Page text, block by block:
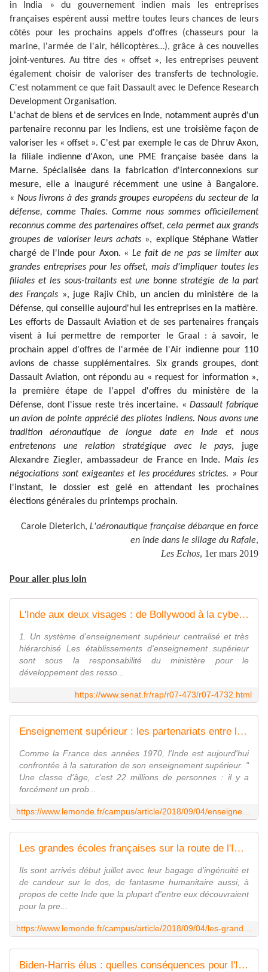
in India » du gouvernement indien mais les entreprises
françaises espèrent aussi mettre toutes leurs chances de leurs
côtés pour les prochains appels d'offres (chasseurs pour la
marine, l'armée de l'air, hélicoptères…), grâce à ces nouvelles
joint-ventures. Au titre des « offset », les entreprises peuvent
également choisir de valoriser des transferts de technologie.
C'est notamment ce que fait Dassault avec le Defence Research
Development Organisation.
L'achat de biens et de services en Inde, notamment auprès d'un
partenaire reconnu par les Indiens, est une troisième façon de
valoriser les « offset ». C'est par exemple le cas de Dhruv Axon,
la filiale indienne d'Axon, une PME française basée dans la
Marne. Spécialisée dans la fabrication d'interconnexions sur
mesure, elle a inauguré récemment une usine à Bangalore.
« Nous livrons à des grands groupes européens du secteur de la
défense, comme Thales. Comme nous sommes officiellement
reconnus comme des partenaires offset, cela permet aux grands
groupes de valoriser leurs achats », explique Stéphane Watier
chargé de l'Inde pour Axon. «Le fait de ne pas se limiter aux
grandes entreprises pour les offset, mais d'impliquer toutes les
filiales et les sous-traitants est une bonne stratégie de la part
des Français », juge Rajiv Chib, un ancien du ministère de la
Défense, qui conseille aujourd'hui les entreprises en la matière.
Les efforts de Dassault Aviation et de ses partenaires français
visent à lui permettre de remporter le Graal : à savoir, le
prochain appel d'offres de l'armée de l'Air indienne pour 110
avions de chasse supplémentaires. Six grands groupes, dont
Dassault Aviation, ont répondu au « request for information »,
la première étape de l'appel d'offres du ministère de la
Défense, dont l'issue reste très incertaine. «Dassault fabrique
un avion de pointe apprécié des pilotes indiens. Nous avons une
tradition aéronautique de longue date en Inde et nous
entretenons une relation stratégique avec le pays, juge
Alexandre Ziegler, ambassadeur de France en Inde. Mais les
négociations sont exigeantes et les procédures strictes. » Pour
l'instant, le dossier est gelé en attendant les prochaines
élections générales du printemps prochain.
Carole Dieterich, L'aéronautique française débarque en force
en Inde dans le sillage du Rafale,
Les Echos, 1er mars 2019
Pour aller plus loin
L'Inde aux deux visages : de Bollywood à la cyber-université
1. Un système d'enseignement supérieur centralisé et très
hiérarchisé Les établissements d'enseignement supérieur
sont sous la responsabilité du ministère pour le
développement des resso...
https://www.senat.fr/rap/r07-473/r07-4732.html
Enseignement supérieur : les partenariats entre la France et l'Inde se multiplient
Comme la France des années 1970, l'Inde est aujourd'hui
confrontée à la saturation de son enseignement supérieur. "
Une classe d'âge, c'est 22 millions de personnes : il y a
forcément un prob...
Les grandes écoles françaises sur la route de l'Inde
Ils sont arrivés début juillet avec leur bagage d'ingénuité et
de candeur sur le dos, de fantasme humanitaire aussi, à
propos de cette Inde que la plupart d'entre eux découvraient
pour la pre...
Biden-Harris élus : quelles conséquences pour l'Inde